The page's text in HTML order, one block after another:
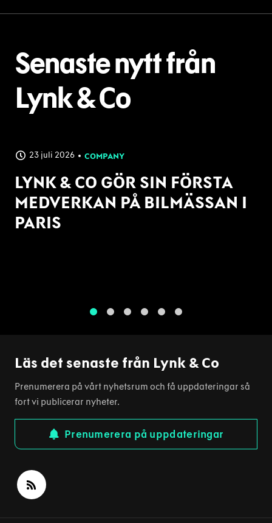
Senaste nytt från
Lynk & Co
23 juli 2026 COMPANY
LYNK & CO GÖR SIN FÖRSTA
MEDVERKAN PÅ BILMÄSSAN I
PARIS
Läs det senaste från Lynk & Co
Prenumerera på vårt nyhetsrum och få uppdateringar så
fort vi publicerar nyheter.
Prenumerera på uppdateringar